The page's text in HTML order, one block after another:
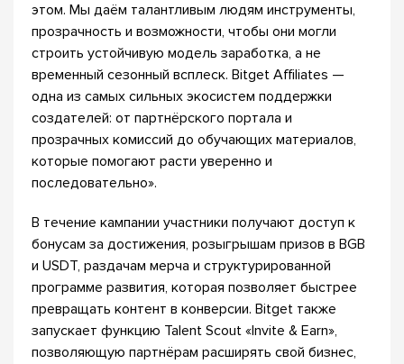
этом. Мы даём талантливым людям инструменты,
прозрачность и возможности, чтобы они могли
строить устойчивую модель заработка, а не
временный сезонный всплеск. Bitget Affiliates —
одна из самых сильных экосистем поддержки
создателей: от партнёрского портала и
прозрачных комиссий до обучающих материалов,
которые помогают расти уверенно и
последовательно».
В течение кампании участники получают доступ к
бонусам за достижения, розыгрышам призов в BGB
и USDT, раздачам мерча и структурированной
программе развития, которая позволяет быстрее
превращать контент в конверсии. Bitget также
запускает функцию Talent Scout «Invite & Earn»,
позволяющую партнёрам расширять свой бизнес,